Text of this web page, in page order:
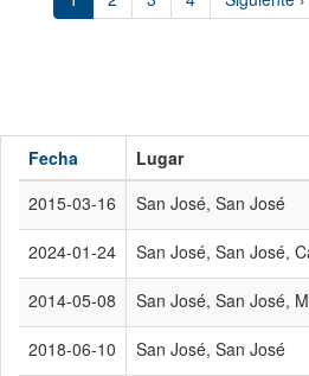
Fecha Lugar
2015-03-16
San José, San José
2024-01-24 San José, San José,
2014-05-08 San José, San José,
2018-06-10 San José, San José